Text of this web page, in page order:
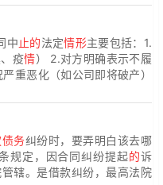
中止的法定情形主要包括：1.
疫情） 2.对方明确表示不履
重恶化（如公司即将破产）
务纠纷时，要弄明白该去哪
规定，因合同纠纷提起的诉
辖。是借款纠纷，最高法院